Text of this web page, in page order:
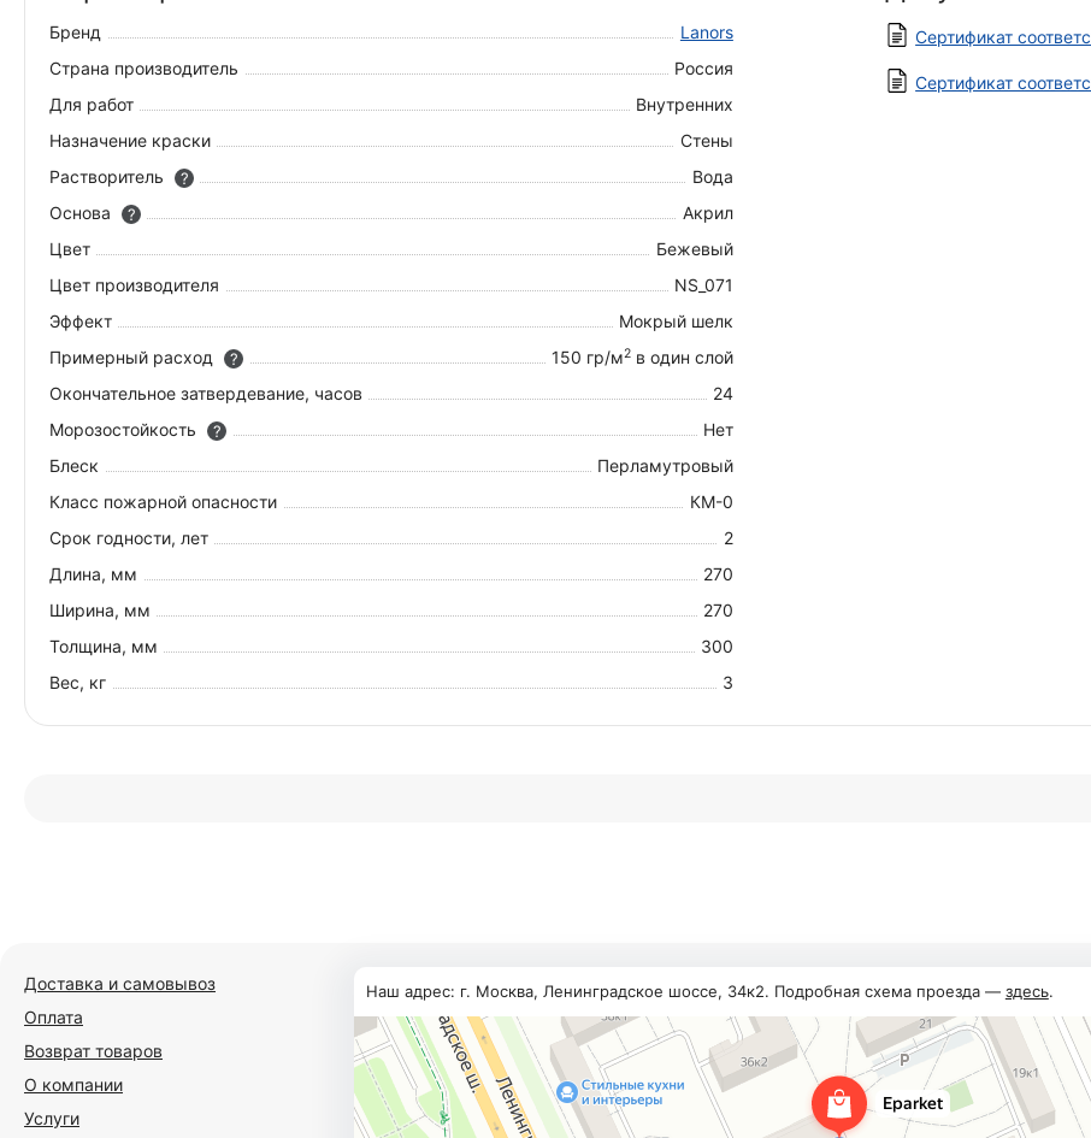
Бренд
Lanors
Страна производитель
Россия
Для работ
Внутренних
Назначение краски
Стены
Растворитель
?
Вода
Основа
?
Акрил
Цвет
Бежевый
Цвет производителя
NS_071
Эффект
Мокрый шелк
Примерный расход
? 150 гр/м2в один слой
Окончательное затвердевание, часов
24
Морозостойкость
?
Нет
Блеск
Перламутровый
Класс пожарной опасности
КМ-0
Срок годности, лет
2
Длина, мм
270
Ширина, мм
270
Толщина, мм
300
Вес, кг
3
Сертификат
Сертификат
Доставка и самовывоз
Оплата
Возврат товаров
О компании
Услуги
Наш адрес: г. Москва, Ленинградское шоссе, 34к2. Подробная схема проезда — здесь.